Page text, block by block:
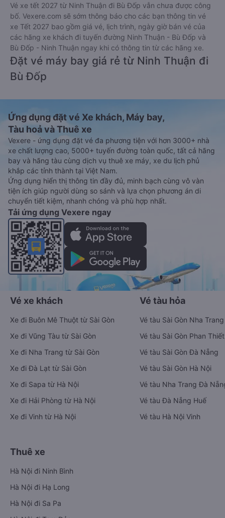
Vé xe tết 2027 từ Ninh Thuận đi Bù Đốp vẫn chưa được công
bố. Vexere.com sẽ sớm thông báo cho các bạn thông tin vé
xe Tết 2027 bao gồm giá vé, lịch trình, ngày giờ bán vé của
các hãng xe khách đi tuyến đường Ninh Thuận - Bù Đốp và
Bù Đốp - Ninh Thuận ngay khi có thông tin từ các hãng xe.
Đặt vé máy bay giá rẻ từ Ninh Thuận đi
Bù Đốp
Ứng dụng đặt vé Xe khách, Máy bay,
Tàu hoả và Thuê xe
Vexere - ứng dụng đặt vé đa phương tiện với hơn 3000+ nhà
xe chất lượng cao, 5000+ tuyến đường toàn quốc, tất cả hãng
bay và hãng tàu cùng dịch vụ thuê xe máy, xe du lịch phủ
khắp các tỉnh thành tại Việt Nam.
Ứng dụng hiển thị thông tin đầy đủ, minh bạch cùng vô vàn
tiện ích giúp người dùng so sánh và lựa chọn phương án di
chuyển tiết kiệm, nhanh chóng và phù hợp nhất.
Tải ứng dụng Vexere ngay
Vé xe khách
Xe đi Buôn Mê Thuột từ Sài Gòn
Xe đi Vũng Tàu từ Sài Gòn
Xe đi Nha Trang từ Sài Gòn
Xe đi Đà Lạt từ Sài Gòn
Xe đi Sapa từ Hà Nội
Xe đi Hải Phòng từ Hà Nội
Xe đi Vinh từ Hà Nội
Vé tàu hỏa
Vé tàu Sài Gòn Nha Trang
Vé tàu Sài Gòn Phan Thiết
Vé tàu Sài Gòn Đà Nẵng
Vé tàu Sài Gòn Hà Nội
Vé tàu Nha Trang Đà
Vé tàu Đà Nẵng Huế
Vé tàu Hà Nội Vinh
Thuê xe
Hà Nội đi Ninh Bình
Hà Nội đi Hạ Long
Hà Nội đi Sa Pa